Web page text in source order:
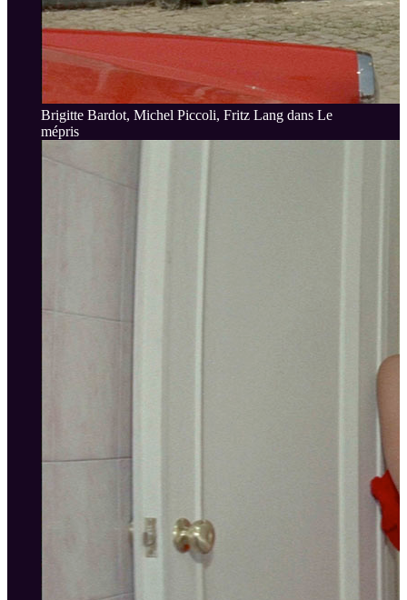
Brigitte Bardot, Michel Piccoli, Fritz Lang dans Le
mépris